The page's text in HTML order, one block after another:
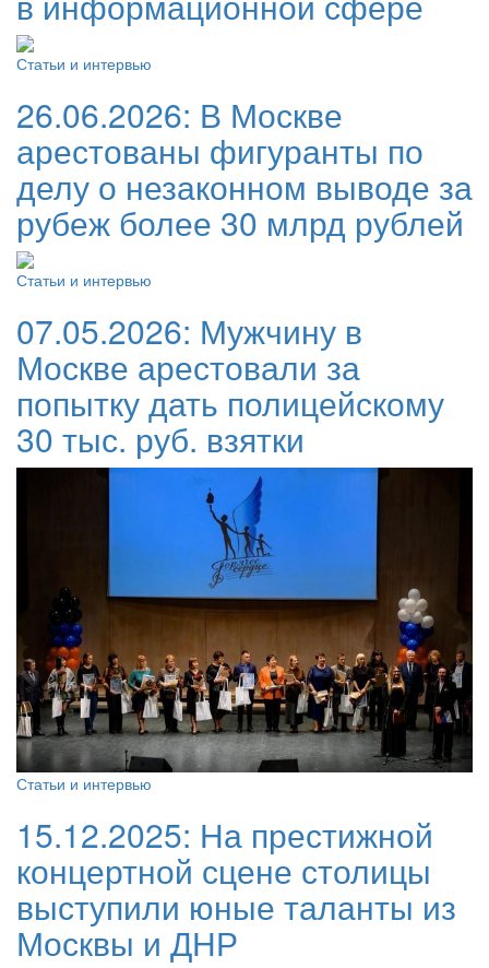
Статьи и интервью
26.06.2026: В Москве
арестованы фигуранты по
делу о незаконном выводе за
рубеж более 30 млрд рублей
Статьи и интервью
07.05.2026: Мужчину в
Москве арестовали за
попытку дать полицейскому
30 тыс. руб. взятки
Статьи и интервью
15.12.2025: На престижной
концертной сцене столицы
выступили юные таланты из
Москвы и ДНР